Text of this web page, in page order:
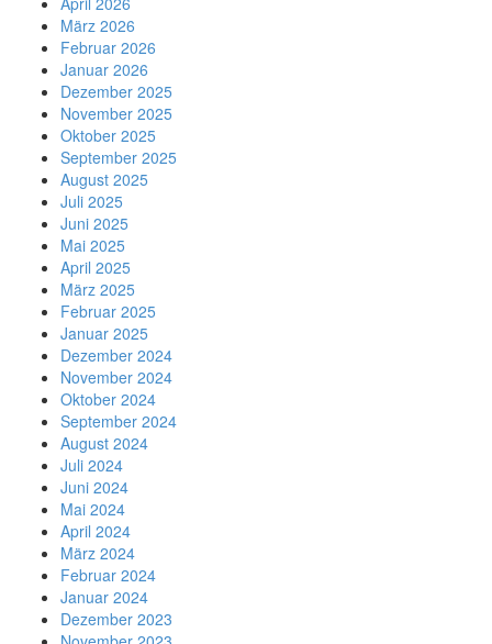
März 2026
Februar 2026
Januar 2026
Dezember 2025
November 2025
Oktober 2025
September 2025
August 2025
Juli 2025
Juni 2025
Mai 2025
April 2025
März 2025
Februar 2025
Januar 2025
Dezember 2024
November 2024
Oktober 2024
September 2024
August 2024
Juli 2024
Juni 2024
Mai 2024
April 2024
März 2024
Februar 2024
Januar 2024
Dezember 2023